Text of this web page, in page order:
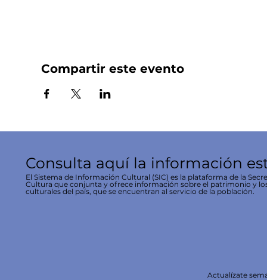
Compartir este evento
Consulta aquí la información
El Sistema de Información Cultural (SIC) es la plataforma de la
Cultura que conjunta y ofrece información sobre el patrimonio y
culturales del país, que se encuentran al servicio de la población.
Actualízate